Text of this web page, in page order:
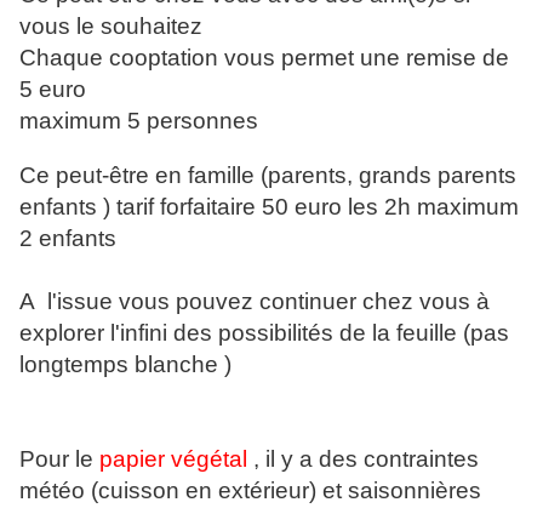
vous le souhaitez
Chaque cooptation vous permet une remise de
5 euro
maximum 5 personnes
Ce peut-être en famille (parents, grands parents
enfants ) tarif forfaitaire 50 euro les 2h maximum
2 enfants
A l'issue vous pouvez continuer chez vous à
explorer l'infini des possibilités de la feuille (pas
longtemps blanche )
Pour le papier végétal , il y a des contraintes
météo (cuisson en extérieur) et saisonnières